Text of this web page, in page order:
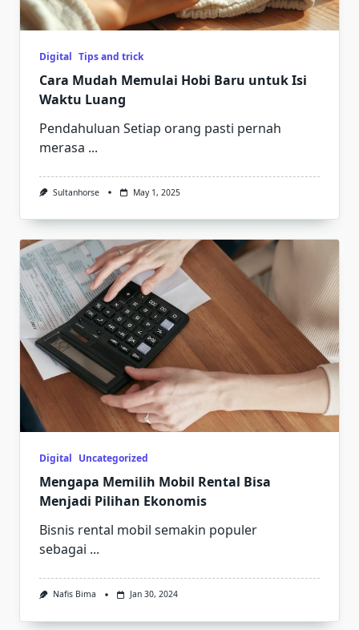
Digital Tips and trick
Cara Mudah Memulai Hobi Baru untuk Isi
Waktu Luang
Pendahuluan Setiap orang pasti pernah
merasa ...
Sultanhorse May 1, 2025
Digital Uncategorized
Mengapa Memilih Mobil Rental Bisa
Menjadi Pilihan Ekonomis
Bisnis rental mobil semakin populer
sebagai ...
Nafis Bima Jan 30, 2024